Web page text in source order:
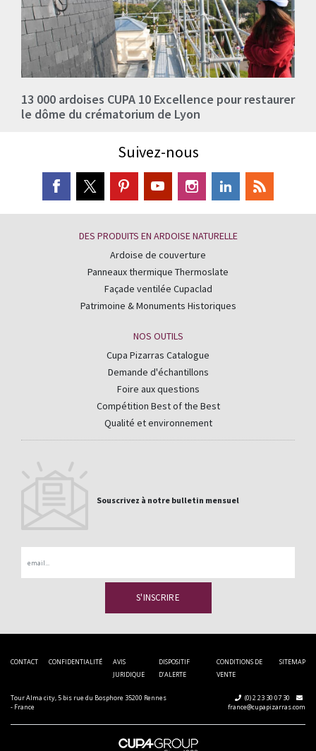
13 000 ardoises CUPA 10 Excellence pour restaurer
le dôme du crématorium de Lyon
Suivez-nous
DES PRODUITS EN ARDOISE NATURELLE
Ardoise de couverture
Panneaux thermique Thermoslate
Façade ventilée Cupaclad
Patrimoine & Monuments Historiques
NOS OUTILS
Cupa Pizarras Catalogue
Demande d'échantillons
Foire aux questions
Compétition Best of the Best
Qualité et environnement
Souscrivez à notre bulletin mensuel
CONTACT CONFIDENTIALITÉ
AVIS
JURIDIQUE
DISPOSITIF
D’ALERTE
CONDITIONS DE
VENTE
SITEMAP
Tour Alma city, 5 bis rue du Bosphore 35200 Rennes
- France
(0) 2 23 30 07 30
france@cupapizarras.com